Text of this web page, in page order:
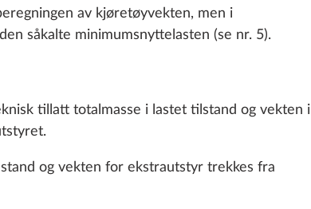
av kjøretøyvekten, men i
såkalte minimumsnyttelasten (se nr. 5).
tillatt totalmasse i lastet tilstand og vekten i
og vekten for ekstrautstyr trekkes fra